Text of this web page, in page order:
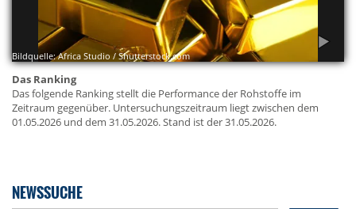
Bildquelle: Africa Studio / Shutterstock.com
Das Ranking
Das folgende Ranking stellt die Performance der Rohstoffe im
Zeitraum gegenüber. Untersuchungszeitraum liegt zwischen dem
01.05.2026 und dem 31.05.2026. Stand ist der 31.05.2026.
NEWSSUCHE